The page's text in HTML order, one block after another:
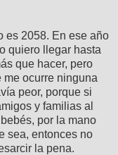
es 2058. En ese año
quiero llegar hasta
que hacer, pero
me ocurre ninguna
peor, porque si
y familias al
por la mano
sea, entonces no
la pena.